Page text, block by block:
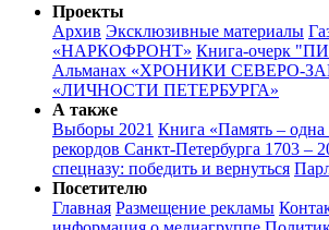
Проекты
Архив Эксклюзивные материалы
«НАРКОФРОНТ» Книга-очерк
Альманах «ХРОНИКИ СЕВЕРО-
«ЛИЧНОСТИ ПЕТЕРБУРГА»
А также
Выборы 2021 Книга «Память – одна
рекордов Санкт-Петербурга 1703 –
спецназу: победить и вернуться
Посетителю
Главная Размещение рекламы